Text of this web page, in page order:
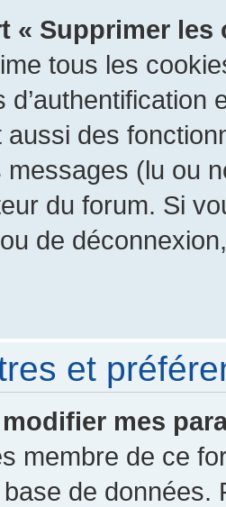
« Supprimer
tous les
aussi des
messages (lu ou
du forum. Si
de
et
mes
membre de ce
de